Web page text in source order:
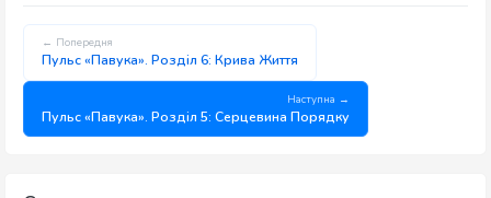
← Попередня
Пульс «Павука». Розділ 6: Крива Життя
Наступна →
Пульс «Павука». Розділ 5: Серцевина Порядку